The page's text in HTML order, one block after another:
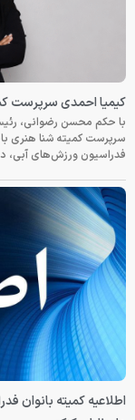
کیمیا احمدی سرپرست
با حکم محسن رضوانی،
سرپرست کمیته شنا هنری
فدراسیون ورزش‌های آبی،
اطلاعیه کمیته بانوان